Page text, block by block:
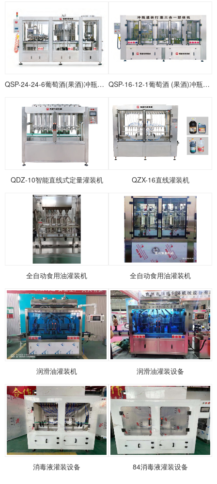
QSP-24-24-6葡萄酒(果酒)冲瓶灌装打塞联体机 QSP-16-12-1葡萄酒 (果酒)冲瓶灌装打塞联体机
QDZ-10智能直线式定量灌装机 QZX-16直线灌装机
全自动食用油灌装机 全自动食用油灌装机
润滑油灌装机 润滑油灌装设备
消毒液灌装设备 84消毒液灌装设备